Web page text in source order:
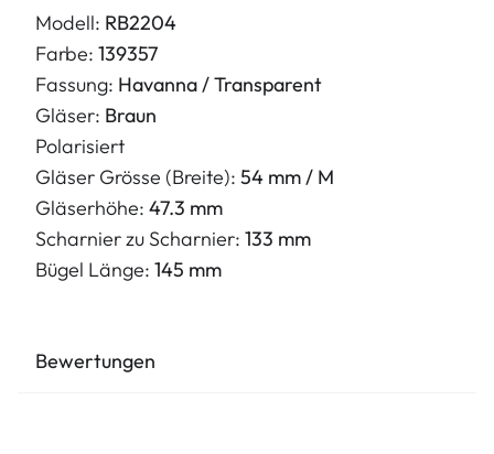
Modell: RB2204
Farbe: 139357
Fassung: Havanna / Transparent
Gläser: Braun
Polarisiert
Gläser Grösse (Breite): 54 mm / M
Gläserhöhe: 47.3 mm
Scharnier zu Scharnier: 133 mm
Bügel Länge: 145 mm
Bewertungen